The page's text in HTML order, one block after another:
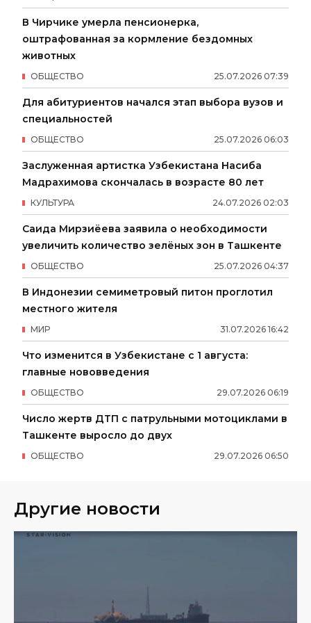
В Чирчике умерла пенсионерка,
оштрафованная за кормление бездомных
животных
25.07.2026 07:39
ОБЩЕСТВО
Для абитуриентов начался этап выбора вузов и
специальностей
25.07.2026 06:03
ОБЩЕСТВО
Заслуженная артистка Узбекистана Насиба
Мадрахимова скончалась в возрасте 80 лет
24.07.2026 02:03
КУЛЬТУРА
Саида Мирзиёева заявила о необходимости
увеличить количество зелёных зон в Ташкенте
25.07.2026 04:37
ОБЩЕСТВО
В Индонезии семиметровый питон проглотил
местного жителя
31.07.2026 16:42
МИР
Что изменится в Узбекистане с 1 августа:
главные нововведения
29.07.2026 06:19
ОБЩЕСТВО
Число жертв ДТП с патрульными мотоциклами в
Ташкенте выросло до двух
29.07.2026 06:50
ОБЩЕСТВО
Другие новости